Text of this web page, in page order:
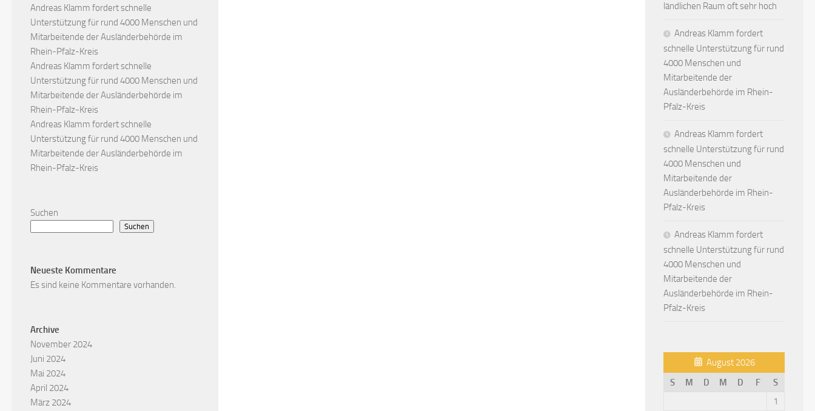
Andreas Klamm fordert schnelle
Unterstützung für rund 4000 Menschen und
Mitarbeitende der Ausländerbehörde im
Rhein-Pfalz-Kreis
Andreas Klamm fordert schnelle
Unterstützung für rund 4000 Menschen und
Mitarbeitende der Ausländerbehörde im
Rhein-Pfalz-Kreis
Andreas Klamm fordert schnelle
Unterstützung für rund 4000 Menschen und
Mitarbeitende der Ausländerbehörde im
Rhein-Pfalz-Kreis
Suchen
Suchen
Neueste Kommentare
Es sind keine Kommentare vorhanden.
Archive
November 2024
Juni 2024
Mai 2024
April 2024
März 2024
ländlichen Raum oft sehr hoch
Andreas Klamm fordert
schnelle Unterstützung für rund
4000 Menschen und
Mitarbeitende der
Ausländerbehörde im Rhein-
Pfalz-Kreis
Andreas Klamm fordert
schnelle Unterstützung für rund
4000 Menschen und
Mitarbeitende der
Ausländerbehörde im Rhein-
Pfalz-Kreis
Andreas Klamm fordert
schnelle Unterstützung für rund
4000 Menschen und
Mitarbeitende der
Ausländerbehörde im Rhein-
Pfalz-Kreis
August 2026
S
M D M D F
S
1